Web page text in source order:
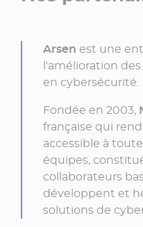
Arsen est une
l'amélioration
en cybersécurité.
Fondée en 2003,
française qui
accessible à
équipes,
collaborateurs
développent et
solutions de